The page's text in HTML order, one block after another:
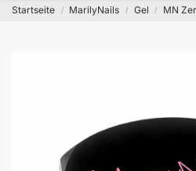
Startseite / MarilyNails / Gel / MN